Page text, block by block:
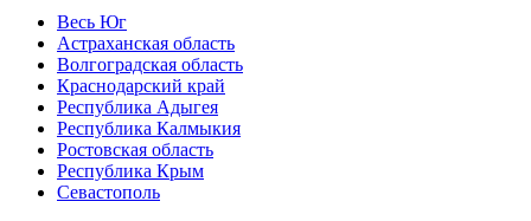
Весь Юг
Астраханская область
Волгоградская область
Краснодарский край
Республика Адыгея
Республика Калмыкия
Ростовская область
Республика Крым
Севастополь